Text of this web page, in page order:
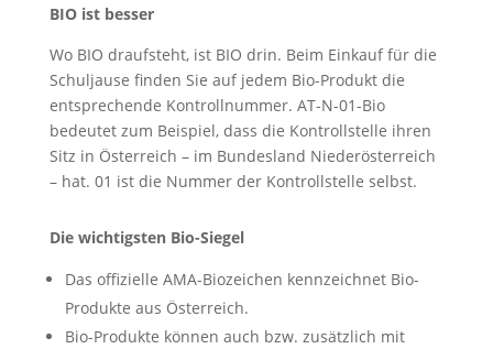
BIO ist besser
Wo BIO draufsteht, ist BIO drin. Beim Einkauf für die
Schuljause finden Sie auf jedem Bio-Produkt die
entsprechende Kontrollnummer. AT-N-01-Bio
bedeutet zum Beispiel, dass die Kontrollstelle ihren
Sitz in Österreich – im Bundesland Niederösterreich
– hat. 01 ist die Nummer der Kontrollstelle selbst.
Die wichtigsten Bio-Siegel
Das offizielle AMA-Biozeichen kennzeichnet Bio-
Produkte aus Österreich.
Bio-Produkte können auch bzw. zusätzlich mit